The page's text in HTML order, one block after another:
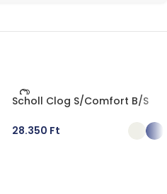
Scholl Clog S/Comfort B/S
28.350 Ft